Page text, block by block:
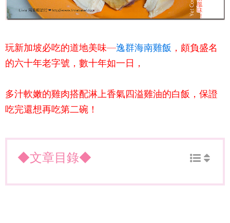
玩新加坡必吃的道地美味—逸群海南雞飯 ，頗負盛名
的六十年老字號，數十年如一日，
多汁軟嫩的雞肉搭配淋上香氣四溢雞油的白飯，保證
吃完還想再吃第二碗！
◆文章目錄◆